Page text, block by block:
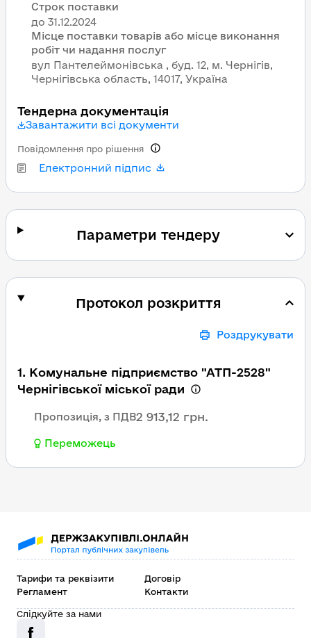
Строк поставки
Місце поставки товарів або місце виконання
робіт чи надання послуг
вул Пантелеймонівська , буд. 12, м. Чернігів,
Чернігівська область, 14017, Україна
Тендерна документація
Завантажити всі документи
Електронний підпис
Повідомлення про рішення
Параметри тендеру
Протокол розкриття
Роздрукувати
1. Комунальне підприємство "АТП-2528"
Чернігівської міської ради
Пропозиція, з ПДВ2 913,12 грн.
Переможець
Тарифи та реквізити
Договір
Регламент
Контакти
Слідкуйте за нами